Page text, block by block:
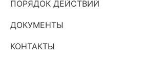
ПОРЯДОК ДЕЙСТВИЙ
ДОКУМЕНТЫ
КОНТАКТЫ